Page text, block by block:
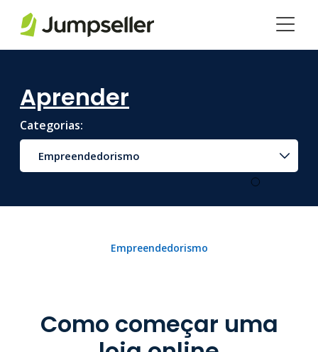
Aprender
Categorias:
Empreendedorismo
Empreendedorismo
Como começar uma